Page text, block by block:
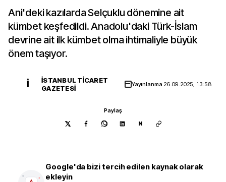
Ani'deki kazılarda Selçuklu dönemine ait
kümbet keşfedildi. Anadolu'daki Türk-İslam
devrine ait ilk kümbet olma ihtimaliyle büyük
önem taşıyor.
İ
İSTANBUL TICARET
GAZETESI
Yayınlanma 26.09.2025, 13:58
Paylaş
N
Google'da bizi tercih edilen kaynak olarak
ekleyin